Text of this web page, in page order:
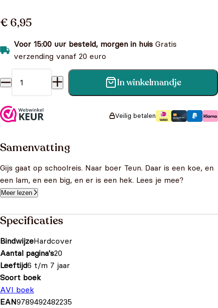
€ 6,95
Voor 15:00 uur besteld, morgen in huis Gratis
verzending vanaf 20 euro
Gijs gaat op schoolreis - AVI M3 aantalIn winkelmandje
Veilig betalen
Samenvatting
Gijs gaat op schoolreis. Naar boer Teun. Daar is een koe, en
een lam, en een big, en er is een hek. Lees je mee?
Meer lezen
Specificaties
BindwijzeHardcover
Aantal pagina's20
Leeftijd6 t/m 7 jaar
Soort boek
AVI boek
EAN9789492482235